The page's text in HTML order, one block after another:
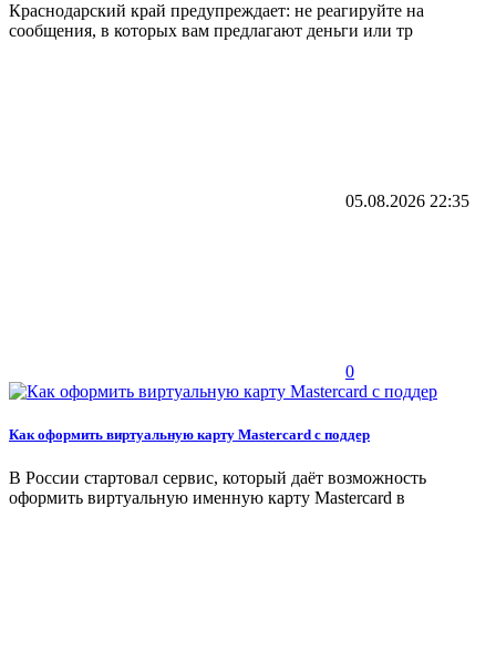
Краснодарский край предупреждает: не реагируйте на
сообщения, в которых вам предлагают деньги или тр
05.08.2026 22:35
0
Как оформить виртуальную карту Mastercard с поддер
В России стартовал сервис, который даёт возможность
оформить виртуальную именную карту Mastercard в